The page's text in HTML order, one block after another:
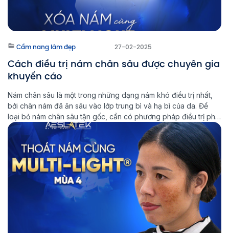
Cẩm nang làm đẹp 27-02-2025
Cách điều trị nám chân sâu được chuyên gia
khuyến cáo
Nám chân sâu là một trong những dạng nám khó điều trị nhất,
bởi chân nám đã ăn sâu vào lớp trung bì và hạ bì của da. Để
loại bỏ nám chân sâu tận gốc, cần có phương pháp điều trị phù
hợp và kiên trì trong quá trình chăm sóc da. Multi Light […]